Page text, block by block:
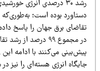
بوده است؛ به‌طوری‌که
برق جهان را پاسخ داده
در مجموع ۹۹ درصد از رشد
می‌کنند با ادامه این
انرژی هسته‌ای را نیز در